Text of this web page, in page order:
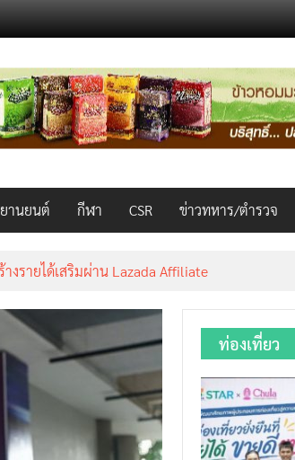
ยานยนต์ กีฬา CSR ข่าวทหาร/ตำรวจ
งรายได้เสริมผ่าน Lazada Affiliate
ท่องเที่ยว